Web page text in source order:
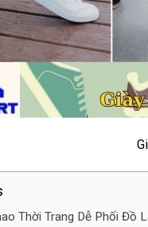
Thời Trang Dễ Phối Đồ